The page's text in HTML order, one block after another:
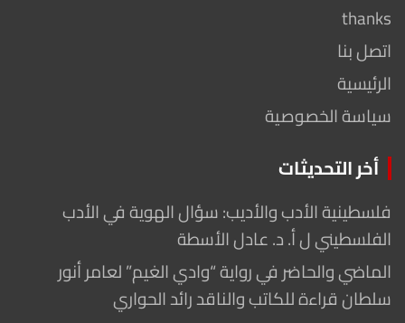
thanks
اتصل بنا
الرئيسية
سياسة الخصوصية
أخر التحديثات
فلسطينية الأدب والأديب: سؤال الهوية في الأدب
الفلسطيني ل أ. د. عادل الأسطة
الماضي والحاضر في رواية “وادي الغيم” لعامر أنور
سلطان قراءة للكاتب والناقد رائد الحواري